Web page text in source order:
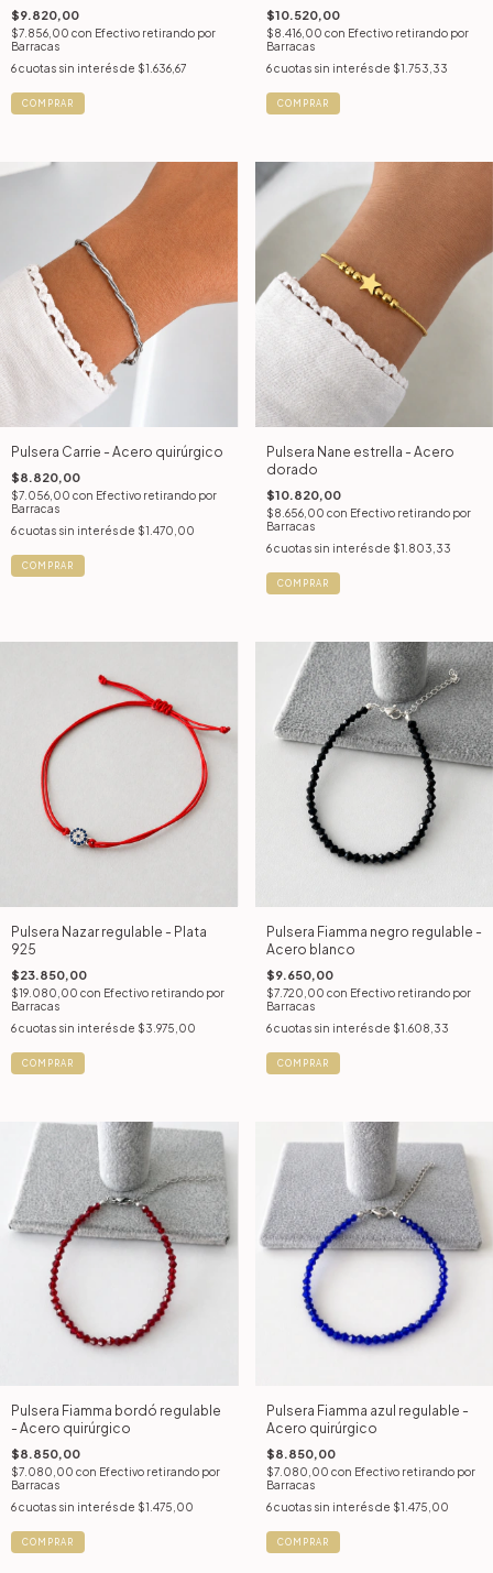
$9.820,00
$7.856,00 con Efectivo retirando por
Barracas
6cuotas sin interés de $1.636,67
$10.520,00
$8.416,00 con Efectivo retirando por
Barracas
6 cuotas sin interés de $1.753,33
COMPRAR
Pulsera Carrie - Acero quirúrgico
$8.820,00
$7.056,00 con Efectivo retirando por
Barracas
6cuotas sin interés de $1.470,00
COMPRAR
Pulsera Nane estrella - Acero
dorado
$10.820,00
$8.656,00 con Efectivo retirando por
Barracas
6 cuotas sin interés de $1.803,33
Pulsera Nazar regulable - Plata
925
$23.850,00
$19.080,00 con Efectivo retirando por
Barracas
6cuotas sin interés de $3.975,00
Pulsera Fiamma negro regulable -
Acero blanco
$9.650,00
$7.720,00 con Efectivo retirando por
Barracas
6 cuotas sin interés de $1.608,33
COMPRAR
Pulsera Fiamma bordó regulable
- Acero quirúrgico
$8.850,00
$7.080,00 con Efectivo retirando por
Barracas
6cuotas sin interés de $1.475,00
COMPRAR
Pulsera Fiamma azul regulable -
Acero quirúrgico
$8.850,00
$7.080,00 con Efectivo retirando por
Barracas
6 cuotas sin interés de $1.475,00
COMPRAR